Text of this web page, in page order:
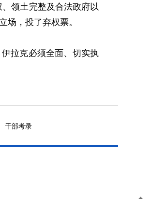
领土完整及合法政府以
场，投了弃权票。
拉克必须全面、切实执
干部考录